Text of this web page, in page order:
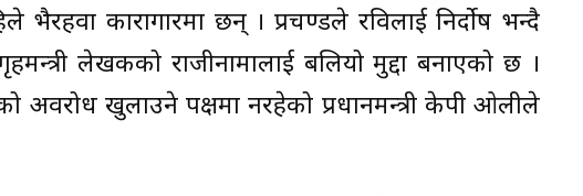
भैरहवा कारागारमा छन् । प्रचण्डले रविलाई निर्दोष भन्दै
लेखकको राजीनामालाई बलियो मुद्दा बनाएको छ ।
अवरोध खुलाउने पक्षमा नरहेको प्रधानमन्त्री केपी ओलीले